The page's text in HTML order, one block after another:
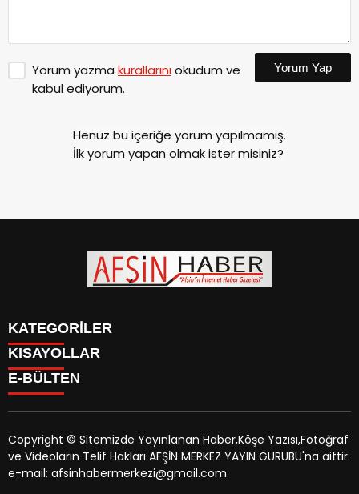
Yorum yazma kurallarınıokudum ve
kabul ediyorum.
Yorum Yap
Henüz bu içeriğe yorum yapılmamış.
İlk yorum yapan olmak ister misiniz?
KATEGORİLER
SİYASET
EĞİTİM
MAGAZİN
MANŞETLER
ÖZEL HABER
KISAYOLLAR
SİYASET
EĞİTİM
KÜLTÜR SANAT
MAGAZİN
MANŞETLER
E-BÜLTEN
afsinhaber.com e-bültenine abone olarak, tarafınıza haber,
duyuru ve kampanya içerikli e-postaların gönderilmesini
Copyright © Sitemizde Yayınlanan Haber,Köşe Yazısı,Fotoğraf
ve Videoların Telif Hakları AFŞİN MERKEZ YAYIN GURUBU'na aittir.
e-mail: afsinhabermerkezi@gmail.com